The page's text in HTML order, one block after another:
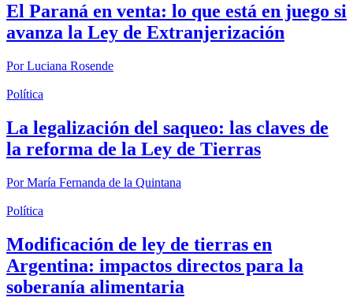
El Paraná en venta: lo que está en juego si
avanza la Ley de Extranjerización
PorLuciana Rosende
Política
La legalización del saqueo: las claves de
la reforma de la Ley de Tierras
PorMaría Fernanda de la Quintana
Política
Modificación de ley de tierras en
Argentina: impactos directos para la
soberanía alimentaria